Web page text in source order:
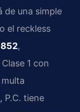
de una simple
el reckless
,
1 con
P.C. tiene